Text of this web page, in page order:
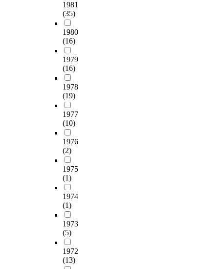
1981
(35)
1980
(16)
1979
(16)
1978
(19)
1977
(10)
1976
(2)
1975
(1)
1974
(1)
1973
(5)
1972
(13)